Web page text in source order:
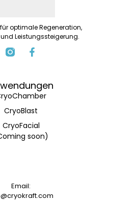
optimale Regeneration,
Leistungssteigerung.
CryoBlast
CryoFacial
soon)
Email: